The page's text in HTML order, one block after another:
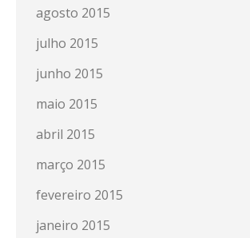
agosto 2015
julho 2015
junho 2015
maio 2015
abril 2015
março 2015
fevereiro 2015
janeiro 2015